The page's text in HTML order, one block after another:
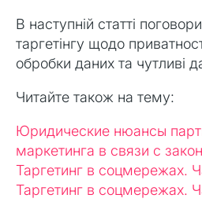
В наступній статті
таргетінгу щодо
обробки даних та чутливі
Читайте також на тему:
Юридические нюансы
маркетинга в связи с
Таргетинг в соцмережах.
Таргетинг в соцмережах.